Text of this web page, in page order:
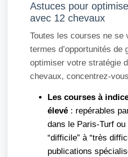
Astuces pour
avec 12 chevaux
Toutes les courses ne se
termes d’opportunités de
optimiser votre stratégie
chevaux, concentrez-
Les courses à
élevé : repérables
dans le Paris-Turf
“difficile” à “très
publications